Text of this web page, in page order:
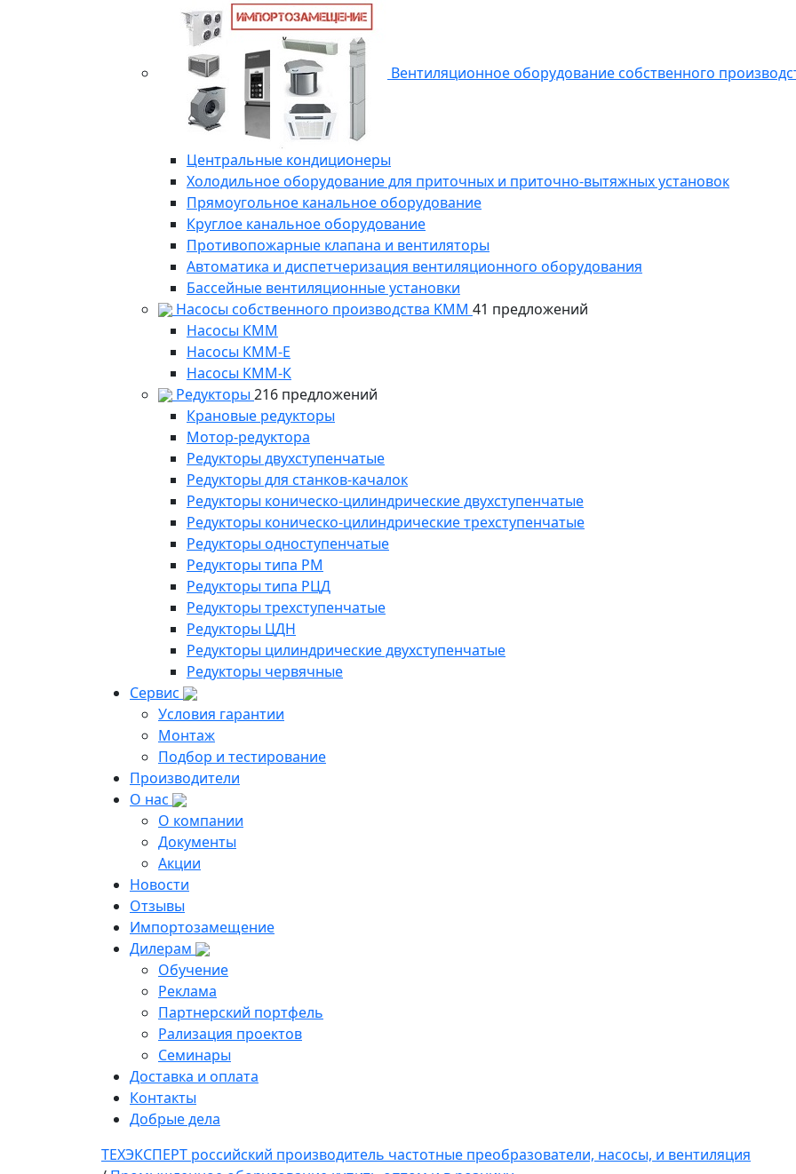
Вентиляционное оборудование собственного
Центральные кондиционеры
Холодильное оборудование для приточных и приточно-вытяжных установок
Прямоугольное канальное оборудование
Круглое канальное оборудование
Противопожарные клапана и вентиляторы
Автоматика и диспетчеризация вентиляционного оборудования
Бассейные вентиляционные установки
Насосы собственного производства KMM 41 предложений
Насосы КММ
Насосы КММ-Е
Насосы КММ-К
Редукторы 216 предложений
Крановые редукторы
Мотор-редуктора
Редукторы двухступенчатые
Редукторы для станков-качалок
Редукторы коническо-цилиндрические двухступенчатые
Редукторы коническо-цилиндрические трехступенчатые
Редукторы одноступенчатые
Редукторы типа РМ
Редукторы типа РЦД
Редукторы трехступенчатые
Редукторы ЦДН
Редукторы цилиндрические двухступенчатые
Редукторы червячные
Сервис
Условия гарантии
Монтаж
Подбор и тестирование
Производители
О нас
О компании
Документы
Акции
Новости
Отзывы
Импортозамещение
Дилерам
Обучение
Реклама
Партнерский портфель
Рализация проектов
Семинары
Доставка и оплата
Контакты
Добрые дела
ТЕХЭКСПЕРТ российский производитель частотные преобразователи, насосы, и вентиляция